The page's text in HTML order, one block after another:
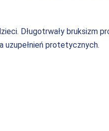
Długotrwały bruksizm
uzupełnień protetycznych.